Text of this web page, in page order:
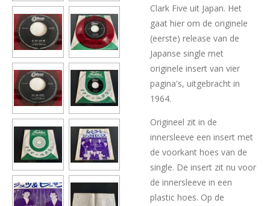
Clark Five uit Japan. Het
gaat hier om de originele
(eerste) release van de
Japanse single met
originele insert van vier
pagina's, uitgebracht in
1964.
Origineel zit in de
innersleeve een insert met
de voorkant hoes van de
single. De insert zit nu voor
de innersleeve in een
plastic hoes. Op de